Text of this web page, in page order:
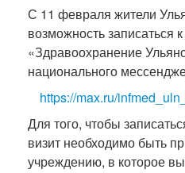
С 11 февраля жители
возможность записаться
«Здравоохранение
национального
https://max.ru/
Для того, чтобы
визит необходимо быть
учреждению, в которое